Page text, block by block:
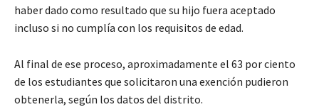
haber dado como resultado que su hijo fuera aceptado
incluso si no cumplía con los requisitos de edad.
Al final de ese proceso, aproximadamente el 63 por ciento
de los estudiantes que solicitaron una exención pudieron
obtenerla, según los datos del distrito.